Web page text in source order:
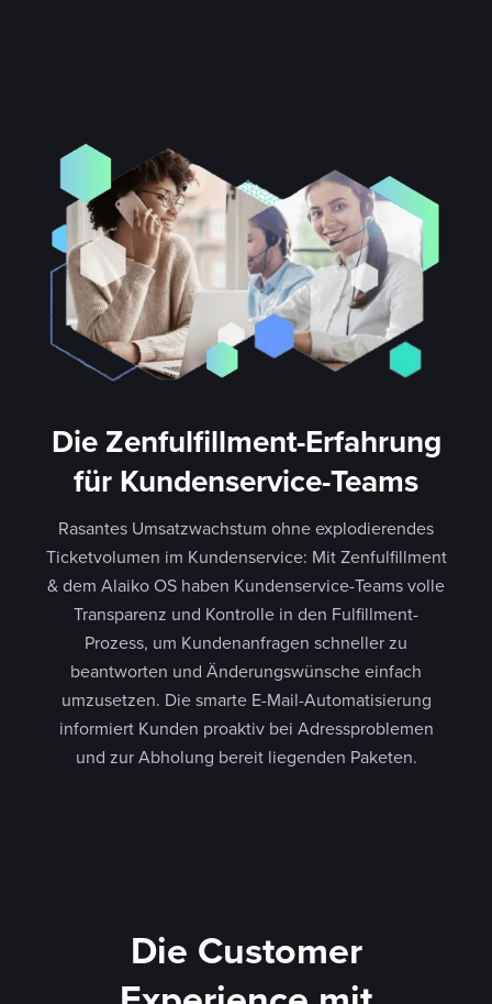
Die Zenfulfillment-Erfahrung
für Kundenservice-Teams
Rasantes Umsatzwachstum ohne explodierendes
Ticketvolumen im Kundenservice: Mit Zenfulfillment
& dem Alaiko OS haben Kundenservice-Teams volle
Transparenz und Kontrolle in den Fulfillment-
Prozess, um Kundenanfragen schneller zu
beantworten und Änderungswünsche einfach
umzusetzen. Die smarte E-Mail-Automatisierung
informiert Kunden proaktiv bei Adressproblemen
und zur Abholung bereit liegenden Paketen.
Die Customer